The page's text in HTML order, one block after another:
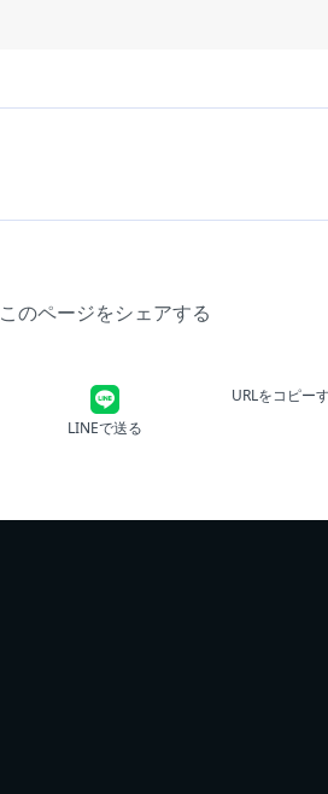
このページをシェアする
LINEで送る
URLをコピー